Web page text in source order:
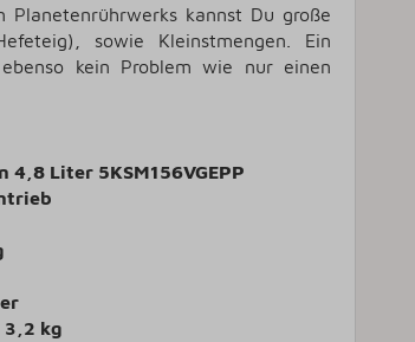
kannst Du große
sowie Kleinstmengen. Ein
kein Problem wie nur einen
Liter 5KSM156VGEPP
kg